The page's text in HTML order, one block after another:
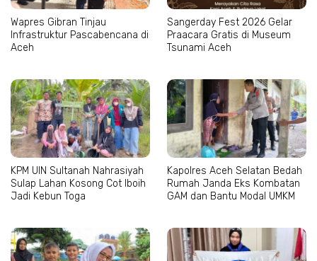
Wapres Gibran Tinjau
Infrastruktur Pascabencana di
Aceh
Sangerday Fest 2026 Gelar
Praacara Gratis di Museum
Tsunami Aceh
KPM UIN Sultanah Nahrasiyah
Sulap Lahan Kosong Cot Iboih
Jadi Kebun Toga
Kapolres Aceh Selatan Bedah
Rumah Janda Eks Kombatan
GAM dan Bantu Modal UMKM